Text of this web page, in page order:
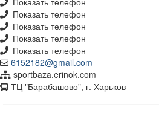
Показать телефон
Показать телефон
Показать телефон
Показать телефон
6152182@gmail.com
sportbaza.erinok.com
ТЦ "Барабашово", г. Харьков